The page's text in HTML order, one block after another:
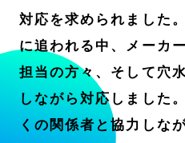
対応を求められました
に追われる中、メーカ
担当の方々、そして穴
しながら対応しました
くの関係者と協力しな